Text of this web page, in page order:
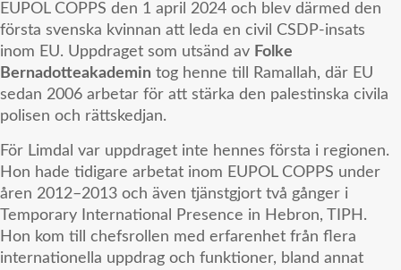
EUPOL COPPS den 1 april 2024 och blev därmed den
första svenska kvinnan att leda en civil CSDP-insats
inom EU. Uppdraget som utsänd av Folke
Bernadotteakademin tog henne till Ramallah, där EU
sedan 2006 arbetar för att stärka den palestinska civila
polisen och rättskedjan.
För Limdal var uppdraget inte hennes första i regionen.
Hon hade tidigare arbetat inom EUPOL COPPS under
åren 2012–2013 och även tjänstgjort två gånger i
Temporary International Presence in Hebron, TIPH.
Hon kom till chefsrollen med erfarenhet från flera
internationella uppdrag och funktioner, bland annat